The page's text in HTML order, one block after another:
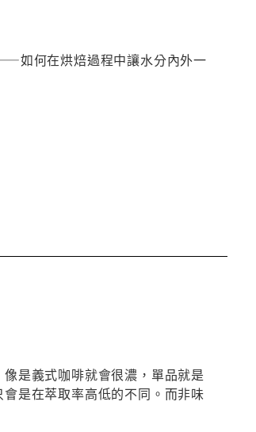
如何在烘焙過程中讓水分內外一
是義式咖啡就會很濃，單品就是
是在萃取率高低的不同。而非味